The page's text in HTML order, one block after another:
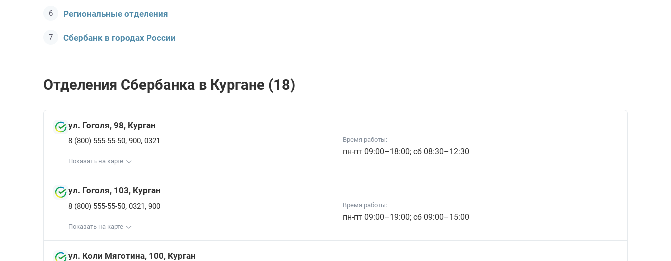
Региональные отделения
Сбербанк в городах России
Отделения Сбербанкa в Кургане (18)
ул. Гоголя, 98, Курган
8 (800) 555-55-50, 900, 0321 Время работы:
пн-пт 09:00–18:00; сб 08:30–12:30
Показать на карте
ул. Гоголя, 103, Курган
8 (800) 555-55-50, 0321, 900 Время работы:
пн-пт 09:00–19:00; сб 09:00–15:00
Показать на карте
ул. Коли Мяготина, 100, Курган